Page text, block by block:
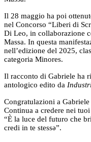
Il 28 maggio ha poi
nel Concorso “Liberi di
Di Leo, in collaborazione
Massa. In questa
nell’edizione del 2025,
categoria Minores.
Il racconto di Gabriele ha
antologico edito da
Congratulazioni a
Continua a credere nei
“È la luce del futuro che
credi in te stessә”.